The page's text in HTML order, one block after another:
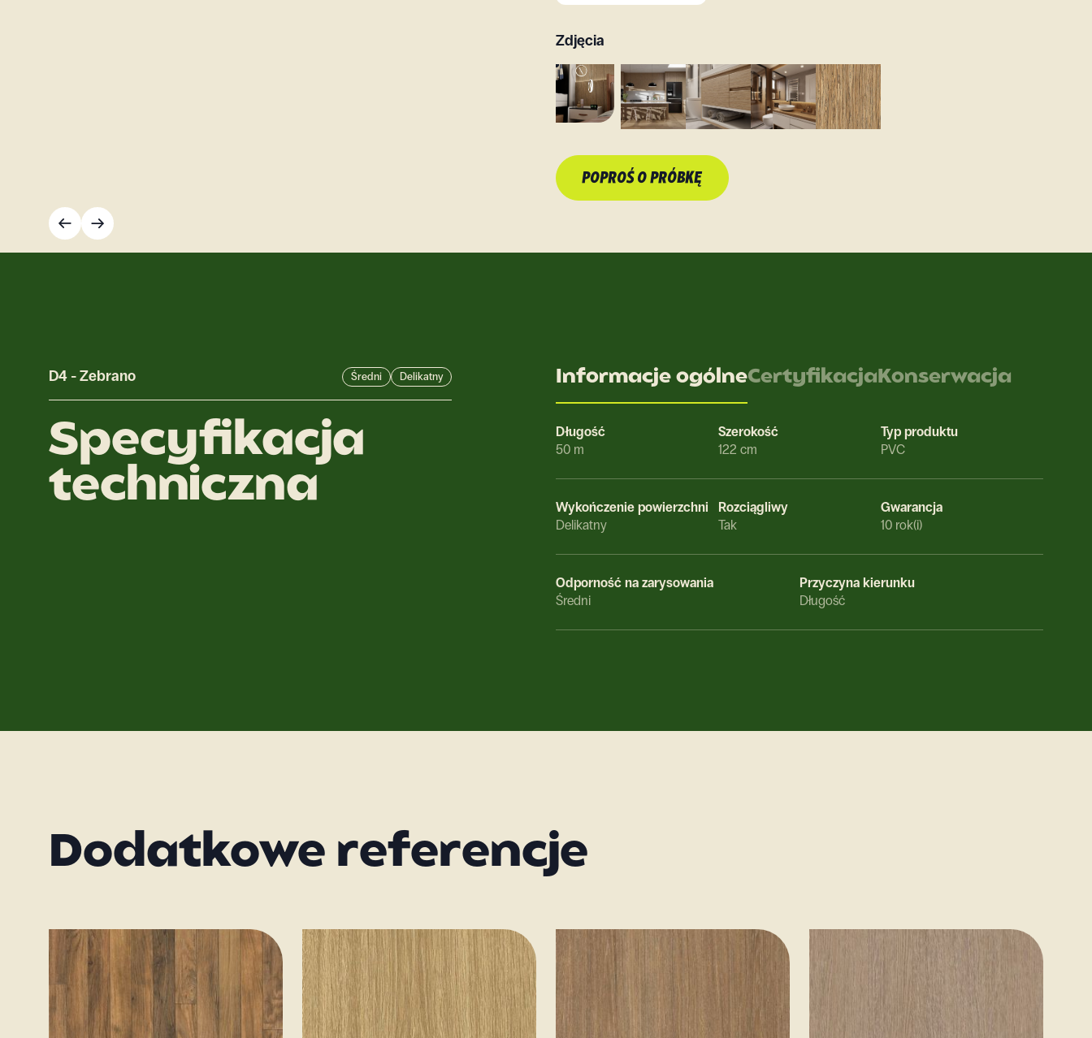
Zdjęcia
POPROŚ O PRÓBKĘ
D4 -Zebrano Średni Delikatny
Specyfikacja
techniczna
Informacje ogólneCertyfikacjaKonserwacja
Długość
50 m
Szerokość
122 cm
Typ produktu
PVC
Wykończenie powierzchni
Delikatny
Rozciągliwy
Tak
Gwarancja
10 rok(i)
Odporność na zarysowania
Średni
Przyczyna kierunku
Długość
Dodatkowe referencje